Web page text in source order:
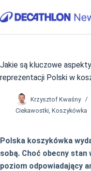
do
Jakie są kluczowe
reprezentacji Polski w
Krzysztof Kwaśny
Ciekawostki, Koszykówka
Polska koszykówka
sobą. Choć obecny stan
poziom odpowiadający